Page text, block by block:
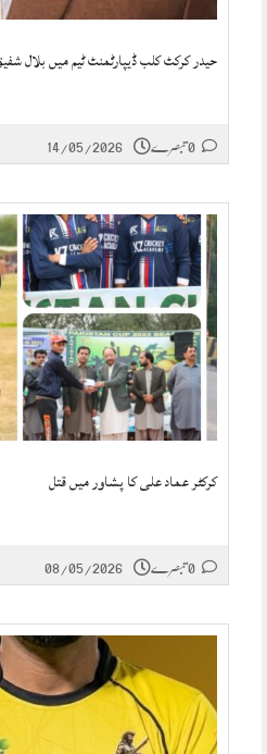
حیدر کرکٹ کلب ڈیپارٹمنٹ ٹیم میں بلال
14/05/2026
کرکٹر عماد علی کا پشاور میں قتل
08/05/2026